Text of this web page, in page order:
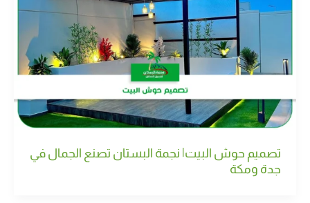
تصميم حوش البيت| نجمة البستان تصنع الجمال في
جدة ومكة